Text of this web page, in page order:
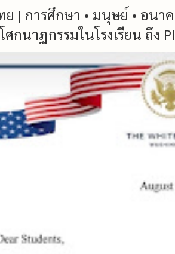
ย | การศึกษา • มนุษย์ • อนา
กนาฏกรรมในโรงเรียน ถึง